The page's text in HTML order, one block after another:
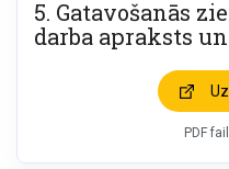
5. Gatavošanās
darba apraksts
PDF